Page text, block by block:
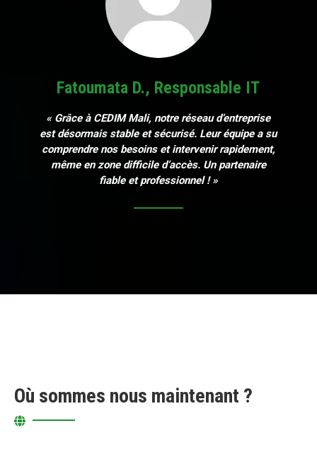
Fatoumata D., Responsable IT
« Grâce à CEDIM Mali, notre réseau d’entreprise
est désormais stable et sécurisé. Leur équipe a su
comprendre nos besoins et intervenir rapidement,
même en zone difficile d’accès. Un partenaire
fiable et professionnel ! »
Où sommes nous maintenant ?